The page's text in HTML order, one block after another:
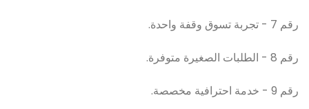
رقم 7 - تجربة تسوق وقفة واحدة.
رقم 8 - الطلبات الصغيرة متوفرة.
رقم 9 - خدمة احترافية مخصصة.